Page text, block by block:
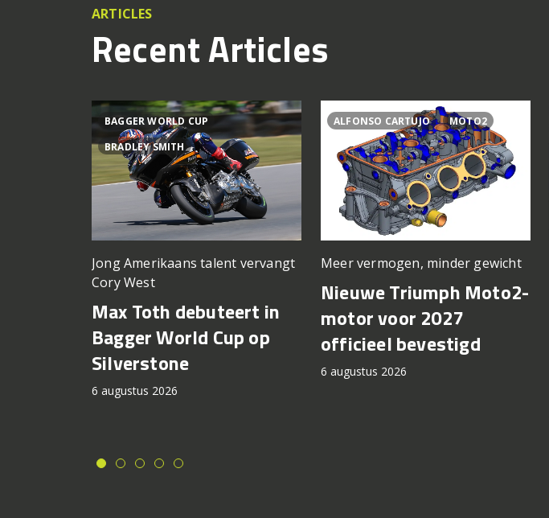
ARTICLES
Recent Articles
BAGGER WORLD CUP
BRADLEY SMITH
Jong Amerikaans talent vervangt
Cory West
Max Toth debuteert in
Bagger World Cup op
Silverstone
6 augustus 2026
ALFONSO CARTUJO MOTO2
Meer vermogen, minder gewicht
Nieuwe Triumph Moto2-
motor voor 2027
officieel bevestigd
6 augustus 2026